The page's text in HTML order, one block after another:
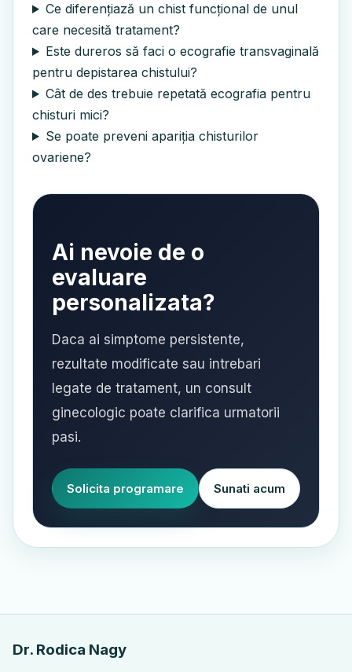
Ce diferențiază un chist funcțional de unul
care necesită tratament?
Este dureros să faci o ecografie transvaginală
pentru depistarea chistului?
Cât de des trebuie repetată ecografia pentru
chisturi mici?
Se poate preveni apariția chisturilor
ovariene?
Ai nevoie de o
evaluare
personalizata?
Daca ai simptome persistente,
rezultate modificate sau intrebari
legate de tratament, un consult
ginecologic poate clarifica urmatorii
pasi.
Solicita programare Sunati acum
Dr. Rodica Nagy